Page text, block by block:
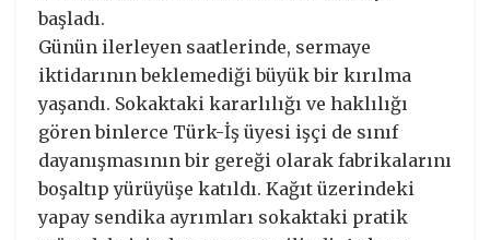
başladı.
Günün ilerleyen saatlerinde, sermaye
iktidarının beklemediği büyük bir kırılma
yaşandı. Sokaktaki kararlılığı ve haklılığı
gören binlerce Türk-İş üyesi işçi de sınıf
dayanışmasının bir gereği olarak fabrikalarını
boşaltıp yürüyüşe katıldı. Kağıt üzerindeki
yapay sendika ayrımları sokaktaki pratik